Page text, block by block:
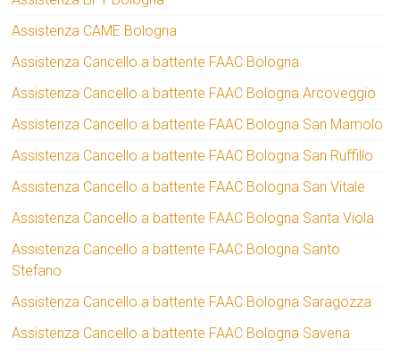
Assistenza CAME Bologna
Assistenza Cancello a battente FAAC Bologna
Assistenza Cancello a battente FAAC Bologna Arcoveggio
Assistenza Cancello a battente FAAC Bologna San Mamolo
Assistenza Cancello a battente FAAC Bologna San Ruffillo
Assistenza Cancello a battente FAAC Bologna San Vitale
Assistenza Cancello a battente FAAC Bologna Santa Viola
Assistenza Cancello a battente FAAC Bologna Santo
Stefano
Assistenza Cancello a battente FAAC Bologna Saragozza
Assistenza Cancello a battente FAAC Bologna Savena